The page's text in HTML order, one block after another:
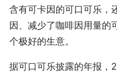
含有可卡因的可口可乐，
因、减少了咖啡因用量的
个极好的生意。
据可口可乐披露的年报，